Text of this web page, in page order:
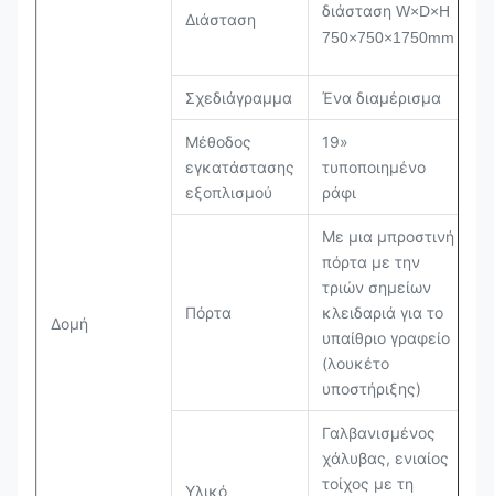
Δομή
Διάσταση
διάσταση W×D×H
750×750×1750mm
Σχεδιάγραμμα Ένα διαμέρισμα
Μέθοδος
εγκατάστασης
εξοπλισμού
19»
τυποποιημένο
ράφι
Πόρτα
Με μια μπροστινή
πόρτα με την
τριών σημείων
κλειδαριά για το
υπαίθριο γραφείο
(λουκέτο
υποστήριξης)
Υλικό
Γαλβανισμένος
χάλυβας, ενιαίος
τοίχος με τη